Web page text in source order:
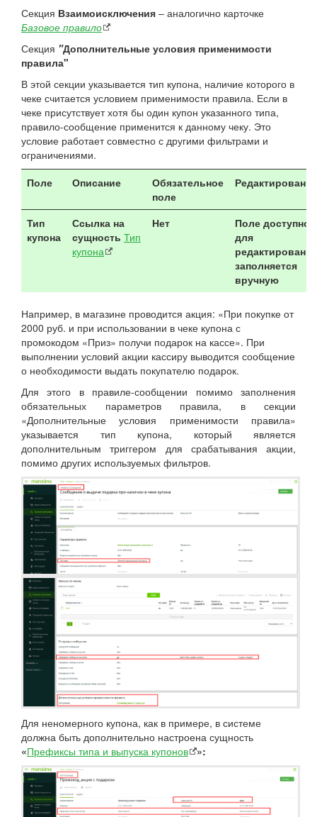
Секция Взаимоисключения – аналогично карточке
Базовое правило
Секция "Дополнительные условия применимости
правила"
В этой секции указывается тип купона, наличие которого в
чеке считается условием применимости правила. Если в
чеке присутствует хотя бы один купон указанного типа,
правило-сообщение применится к данному чеку. Это
условие работает совместно с другими фильтрами и
ограничениями.
Поле
Описание
Обязательное
поле
Редактирование
Тип
купона
Ссылка на
сущность Тип
купона
Нет
Поле доступно
для
заполняется
вручную
Например, в магазине проводится акция: «При покупке от
2000 руб. и при использовании в чеке купона с
промокодом «Приз» получи подарок на кассе». При
выполнении условий акции кассиру выводится сообщение
о необходимости выдать покупателю подарок.
Для этого в правиле-сообщении помимо заполнения
обязательных параметров правила, в секции
«Дополнительные условия применимости правила»
указывается тип купона, который является
дополнительным триггером для срабатывания акции,
помимо других используемых фильтров.
Для неномерного купона, как в примере, в системе
должна быть дополнительно настроена сущность
«Префиксы типа и выпуска купонов »: